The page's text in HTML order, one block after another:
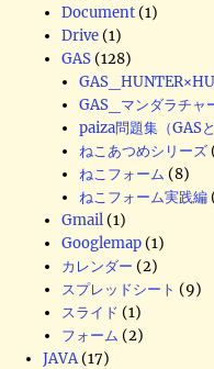
Document(1)
Drive(1)
GAS(128)
GAS_マンダラチャ
paiza問題集（GAS
ねこあつめシリーズ
ねこフォーム (8)
ねこフォーム実践編
Gmail(1)
Googlemap(1)
カレンダー (2)
スプレッドシート (9)
スライド (1)
フォーム (2)
JAVA(17)